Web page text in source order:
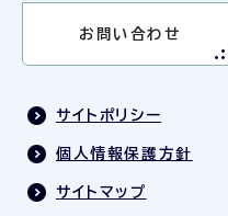
お問い合わせ
サイトポリシー
個人情報保護方針
サイトマップ